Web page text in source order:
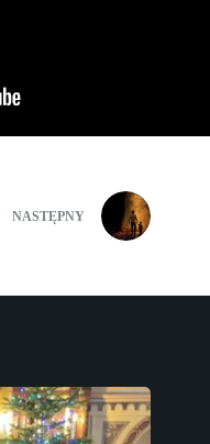
NASTĘPNY